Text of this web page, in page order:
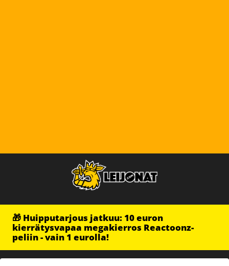
🎁 Huipputarjous jatkuu: 10 euron
kierrätysvapaa megakierros Reactoonz-
peliin - vain 1 eurolla!